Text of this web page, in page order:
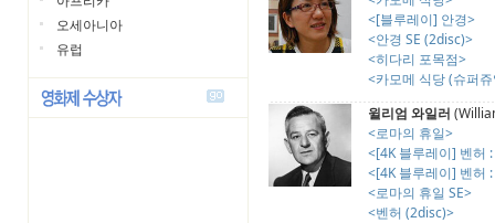
오세아니아
유럽
<[블루레이] 안경>
<안경 SE (2disc)>
<히다리 포목점>
<카모메 식당 (슈퍼
윌리엄 와일러
<로마의 휴일>
<[4K 블루레이] 벤허
<[4K 블루레이] 벤허
<로마의 휴일 SE>
<벤허 (2disc)>